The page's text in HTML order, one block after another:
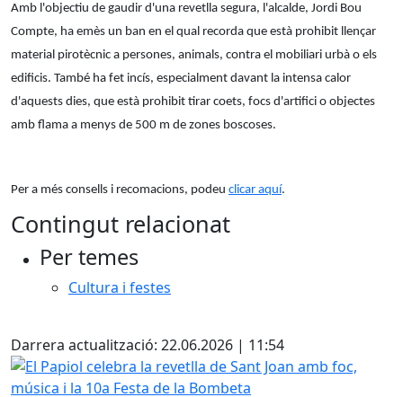
Amb l'objectiu de gaudir d'una revetlla segura, l'alcalde, Jordi Bou
Compte, ha emès un ban en el qual recorda que està prohibit llençar
material pirotècnic a persones, animals, contra el mobiliari urbà o els
edificis. També ha fet incís, especialment davant la intensa calor
d'aquests dies, que està prohibit tirar coets, focs d'artifici o objectes
amb flama a menys de 500 m de zones boscoses.
Per a més consells i recomacions, podeu clicar aquí.
Contingut relacionat
Per temes
Cultura i festes
Darrera actualització: 22.06.2026 | 11:54
El Papiol celebra la revetlla de Sant Joan amb foc, música